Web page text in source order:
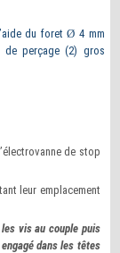
du foretØ 4 mm
de perçage (2) gros
de stop
leur emplacement
les vis au couple puis
dans les têtes